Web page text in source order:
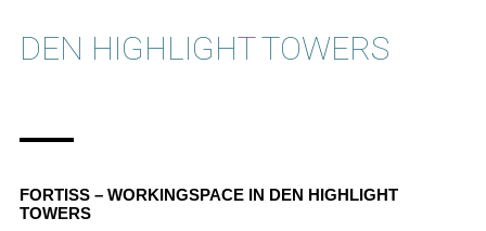
DEN HIGHLIGHT TOWERS
FORTISS – WORKINGSPACE IN DEN HIGHLIGHT
TOWERS